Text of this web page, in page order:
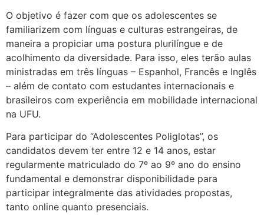
O objetivo é fazer com que os adolescentes se
familiarizem com línguas e culturas estrangeiras, de
maneira a propiciar uma postura plurilíngue e de
acolhimento da diversidade. Para isso, eles terão aulas
ministradas em três línguas – Espanhol, Francês e Inglês
– além de contato com estudantes internacionais e
brasileiros com experiência em mobilidade internacional
na UFU.
Para participar do “Adolescentes Poliglotas”, os
candidatos devem ter entre 12 e 14 anos, estar
regularmente matriculado do 7º ao 9º ano do ensino
fundamental e demonstrar disponibilidade para
participar integralmente das atividades propostas,
tanto online quanto presenciais.